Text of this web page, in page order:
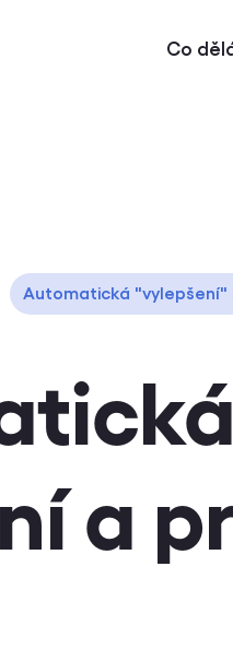
Co
Automatická "vylepšení"
a